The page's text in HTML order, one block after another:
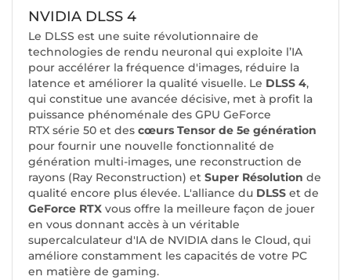
NVIDIA DLSS 4
Le DLSS est une suite révolutionnaire de
technologies de rendu neuronal qui exploite l’IA
pour accélérer la fréquence d'images, réduire la
latence et améliorer la qualité visuelle. ‌Le DLSS 4,
qui constitue une avancée décisive, met à profit la
puissance phénoménale des GPU GeForce
RTX série 50 et des cœurs Tensor de 5e génération
pour fournir une nouvelle fonctionnalité de
génération multi-images, une reconstruction de
rayons (Ray Reconstruction) et Super Résolution de
qualité encore plus élevée. L'alliance du DLSS et de
GeForce RTX vous offre la meilleure façon de jouer
en vous donnant accès à un véritable
supercalculateur d'IA de NVIDIA dans le Cloud, qui
améliore constamment les capacités de votre PC
en matière de gaming.